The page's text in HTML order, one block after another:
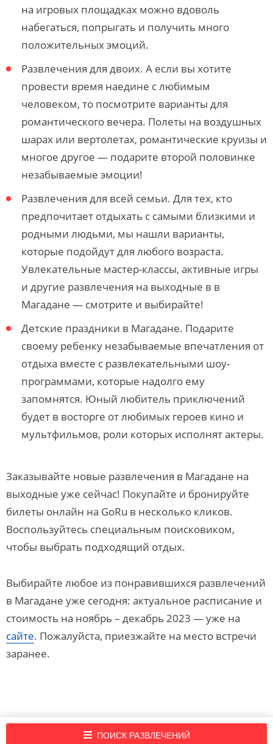
на игровых площадках можно вдоволь
набегаться, попрыгать и получить много
положительных эмоций.
Развлечения для двоих. А если вы хотите
провести время наедине с любимым
человеком, то посмотрите варианты для
романтического вечера. Полеты на воздушных
шарах или вертолетах, романтические круизы и
многое другое — подарите второй половинке
незабываемые эмоции!
Развлечения для всей семьи. Для тех, кто
предпочитает отдыхать с самыми близкими и
родными людьми, мы нашли варианты,
которые подойдут для любого возраста.
Увлекательные мастер-классы, активные игры
и другие развлечения на выходные в в
Магадане — смотрите и выбирайте!
Детские праздники в Магадане. Подарите
своему ребенку незабываемые впечатления от
отдыха вместе с развлекательными шоу-
программами, которые надолго ему
запомнятся. Юный любитель приключений
будет в восторге от любимых героев кино и
мультфильмов, роли которых исполнят актеры.
Заказывайте новые развлечения в Магадане на
выходные уже сейчас! Покупайте и бронируйте
билеты онлайн на GoRu в несколько кликов.
Воспользуйтесь специальным поисковиком,
чтобы выбрать подходящий отдых.
Выбирайте любое из понравившихся развлечений
в Магадане уже сегодня: актуальное расписание и
стоимость на ноябрь – декабрь 2023 — уже на
сайте. Пожалуйста, приезжайте на место встречи
заранее.
ПОИСК РАЗВЛЕЧЕНИЙ
Подпишись на нашу рассылку новостей!